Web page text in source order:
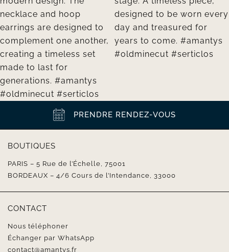
PRENDRE RENDEZ-VOUS
BOUTIQUES
PARIS – 5 Rue de l’Échelle, 75001
BORDEAUX – 4/6 Cours de l’Intendance, 33000
CONTACT
Nous téléphoner
Échanger par WhatsApp
contact@amantys.fr